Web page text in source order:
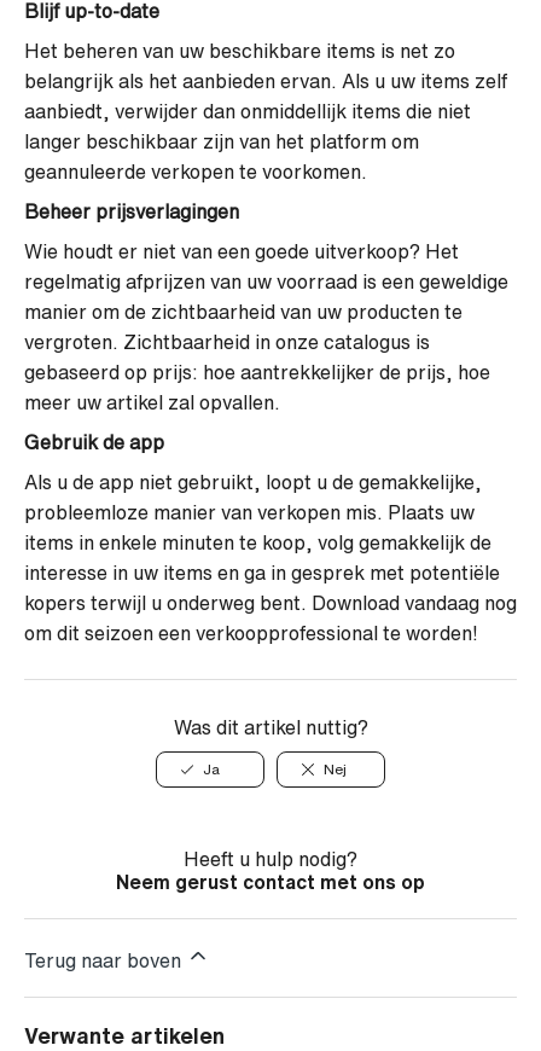
Blijf up-to-date
Het beheren van uw beschikbare items is net zo
belangrijk als het aanbieden ervan. Als u uw items zelf
aanbiedt, verwijder dan onmiddellijk items die niet
langer beschikbaar zijn van het platform om
geannuleerde verkopen te voorkomen.
Beheer prijsverlagingen
Wie houdt er niet van een goede uitverkoop? Het
regelmatig afprijzen van uw voorraad is een geweldige
manier om de zichtbaarheid van uw producten te
vergroten. Zichtbaarheid in onze catalogus is
gebaseerd op prijs: hoe aantrekkelijker de prijs, hoe
meer uw artikel zal opvallen.
Gebruik de app
Als u de app niet gebruikt, loopt u de gemakkelijke,
probleemloze manier van verkopen mis. Plaats uw
items in enkele minuten te koop, volg gemakkelijk de
interesse in uw items en ga in gesprek met potentiële
kopers terwijl u onderweg bent. Download vandaag nog
om dit seizoen een verkoopprofessional te worden!
Was dit artikel nuttig?
Ja Nej
Heeft u hulp nodig?
Neem gerust contact met ons op
Terug naar boven
Verwante artikelen